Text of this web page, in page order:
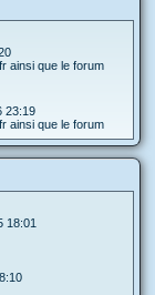
ainsi que le forum
23:19
ainsi que le forum
18:01